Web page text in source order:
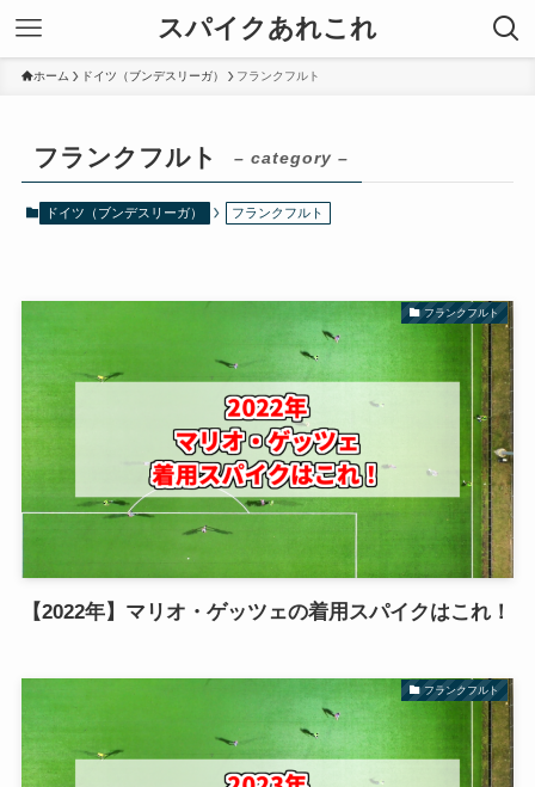
スパイクあれこれ
ホーム ドイツ（ブンデスリーガ） フランクフルト
フランクフルト – category –
ドイツ（ブンデスリーガ） フランクフルト
フランクフルト
【2022年】マリオ・ゲッツェの着用スパイクはこれ！
フランクフルト